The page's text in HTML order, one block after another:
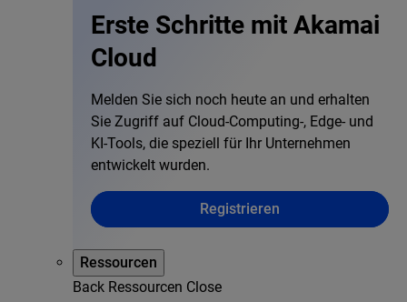
Erste Schritte mit Akamai
Cloud
Melden Sie sich noch heute an und erhalten
Sie Zugriff auf Cloud-Computing-, Edge- und
KI-Tools, die speziell für Ihr Unternehmen
entwickelt wurden.
Registrieren
Ressourcen
Back Ressourcen Close